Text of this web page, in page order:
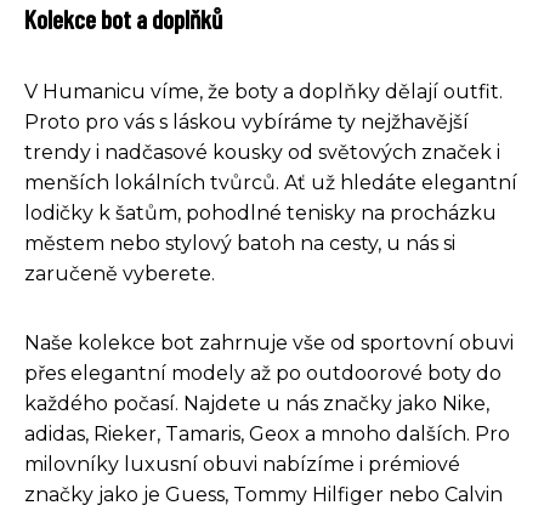
Kolekce bot a doplňků
V Humanicu víme, že boty a doplňky dělají outfit.
Proto pro vás s láskou vybíráme ty nejžhavější
trendy i nadčasové kousky od světových značek i
menších lokálních tvůrců. Ať už hledáte elegantní
lodičky k šatům, pohodlné tenisky na procházku
městem nebo stylový batoh na cesty, u nás si
zaručeně vyberete.
Naše kolekce bot zahrnuje vše od sportovní obuvi
přes elegantní modely až po outdoorové boty do
každého počasí. Najdete u nás značky jako Nike,
adidas, Rieker, Tamaris, Geox a mnoho dalších. Pro
milovníky luxusní obuvi nabízíme i prémiové
značky jako je Guess, Tommy Hilfiger nebo Calvin